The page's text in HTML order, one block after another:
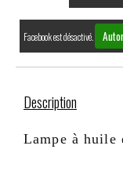
Facebook est désactivé.
Description
Lampe à huile